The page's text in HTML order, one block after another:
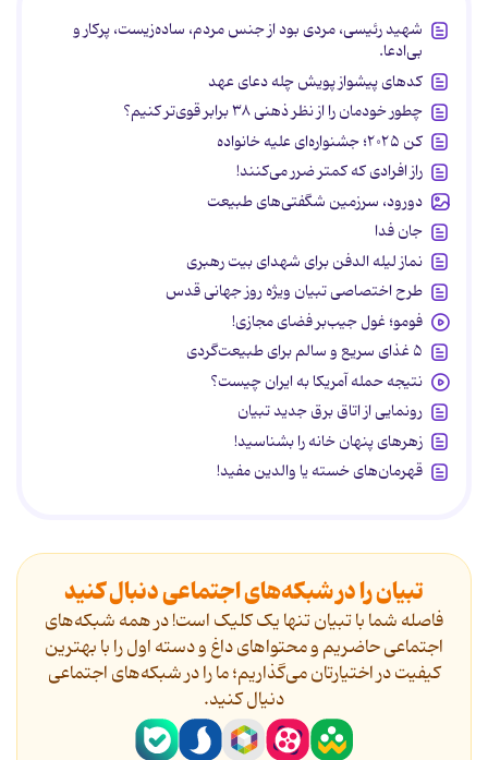
شهید رئیسی، مردی بود از جنس مردم، ساده‌زیست، پرکار و
بی‌ادعا.
کدهای پیشواز پویش چله دعای عهد
چطور خودمان را از نظر ذهنی ۳۸ برابر قوی‌تر کنیم؟
کن ۲۰۲۵؛ جشنواره‌ای علیه خانواده
راز افرادی که کمتر ضرر می‌کنند!
دورود، سرزمین شگفتی‌های طبیعت
جان فدا
نماز لیله الدفن برای شهدای بیت رهبری
طرح اختصاصی تبیان ویژه روز جهانی قدس
فومو؛ غول جیب‌بر فضای مجازی!
۵ غذای سریع و سالم برای طبیعت‌گردی
نتیجه حمله آمریکا به ایران چیست؟
رونمایی از اتاق برق جدید تبیان
زهرهای پنهان خانه را بشناسید!
قهرمان‌های خسته یا والدین مفید!
تبیان را در شبکه‌های اجتماعی دنبال کنید
فاصله شما با تبیان تنها یک کلیک است! در همه شبکه‌های
اجتماعی حاضریم و محتواهای داغ و دسته اول را با بهترین
کیفیت در اختیارتان می‌گذاریم؛ ما را در شبکه‌های اجتماعی
دنیال کنید.